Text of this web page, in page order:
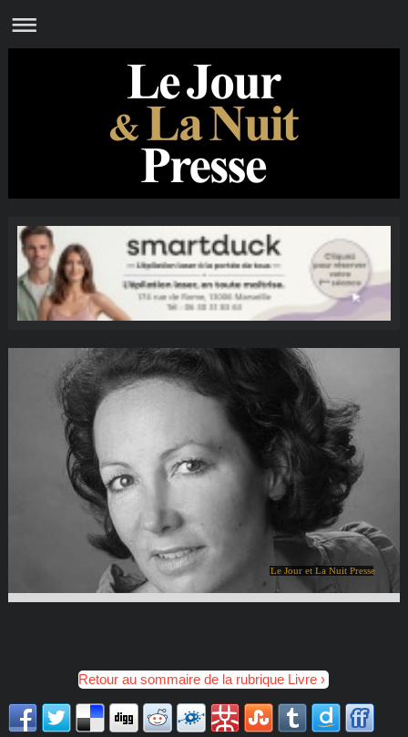
Le Jour et La Nuit Presse
Retour au sommaire de la rubrique Livre